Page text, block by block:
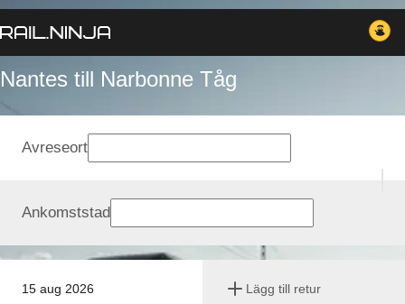
Nantes till Narbonne Tåg
15 aug 2026 Lägg till retur
Avreseort
Ankomststad